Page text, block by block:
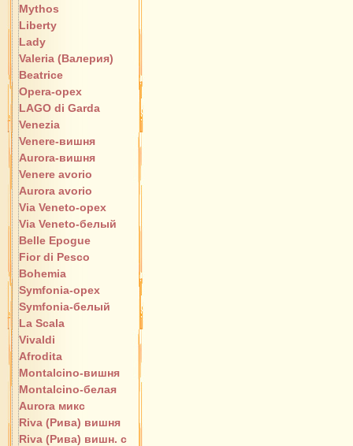
Mythos
Liberty
Lady
Valeria (Валерия)
Beatrice
Opera-орех
LAGO di Garda
Venezia
Venere-вишня
Aurora-вишня
Venere avorio
Aurora avorio
Via Veneto-орех
Via Veneto-белый
Belle Epogue
Fior di Pesco
Bohemia
Symfonia-орех
Symfonia-белый
La Scala
Vivaldi
Afrodita
Montalcino-вишня
Montalcino-белая
Aurora микс
Riva (Рива) вишня
Riva (Рива) вишн. с